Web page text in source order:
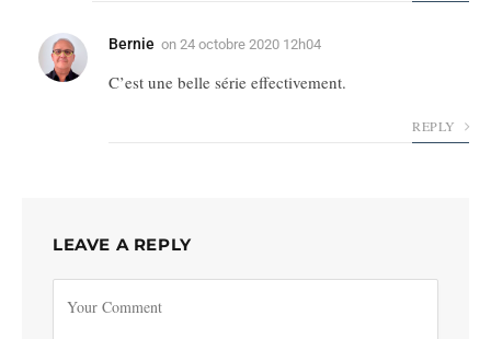
Bernie on 24 octobre 2020 12h04
C’est une belle série effectivement.
REPLY
LEAVE A REPLY